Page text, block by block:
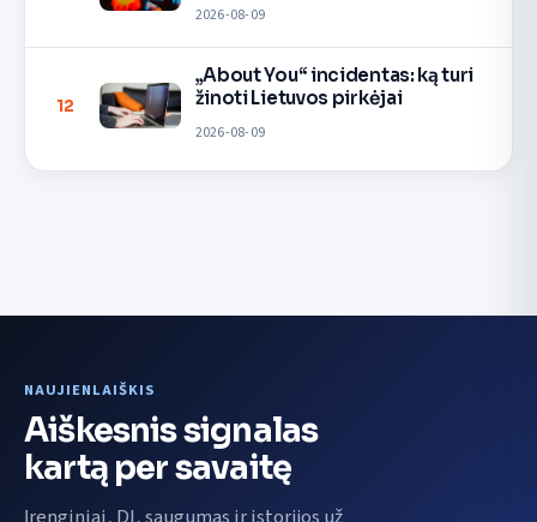
2026-08-09
12
„About You“ incidentas: ką turi
žinoti Lietuvos pirkėjai
2026-08-09
NAUJIENLAIŠKIS
Aiškesnis signalas
kartą per savaitę